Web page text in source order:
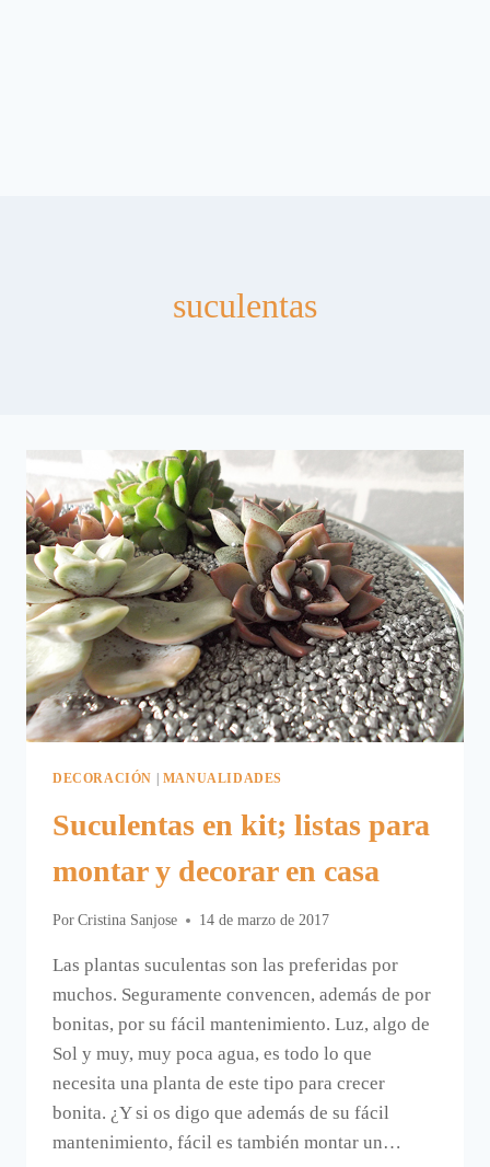
suculentas
DECORACIÓN | MANUALIDADES
Suculentas en kit; listas para
montar y decorar en casa
Por Cristina Sanjose 14 de marzo de 2017
Las plantas suculentas son las preferidas por
muchos. Seguramente convencen, además de por
bonitas, por su fácil mantenimiento. Luz, algo de
Sol y muy, muy poca agua, es todo lo que
necesita una planta de este tipo para crecer
bonita. ¿Y si os digo que además de su fácil
mantenimiento, fácil es también montar un…